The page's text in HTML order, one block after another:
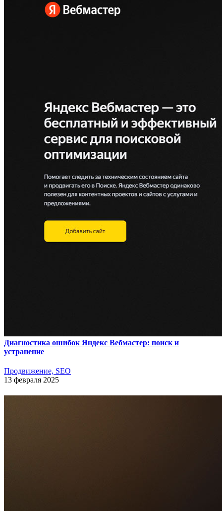
Диагностика ошибок Яндекс Вебмастер: поиск и
устранение
Продвижение, SEO
13 февраля 2025